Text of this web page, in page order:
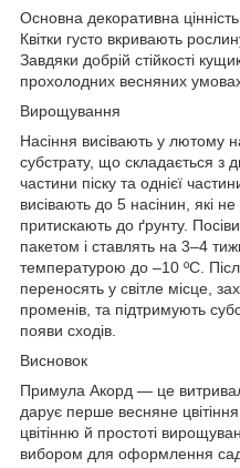
Основна декоративна
Квітки густо вкривають
Завдяки добрій стійкості
прохолодних весняних
Вирощування
Насіння висівають у лютому
субстрату, що складається з
частини піску та однієї
висівають до 5 насінин, які
притискають до ґрунту.
пакетом і ставлять на 3–4
температурою до –10 ºC.
переносять у світле місце,
променів, та підтримують
появи сходів.
Висновок
Примула Акорд — це
дарує перше весняне
цвітінню й простоті
вибором для оформлення